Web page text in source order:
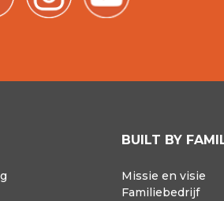
BUILT BY
Missie en visie
Familiebedrijf